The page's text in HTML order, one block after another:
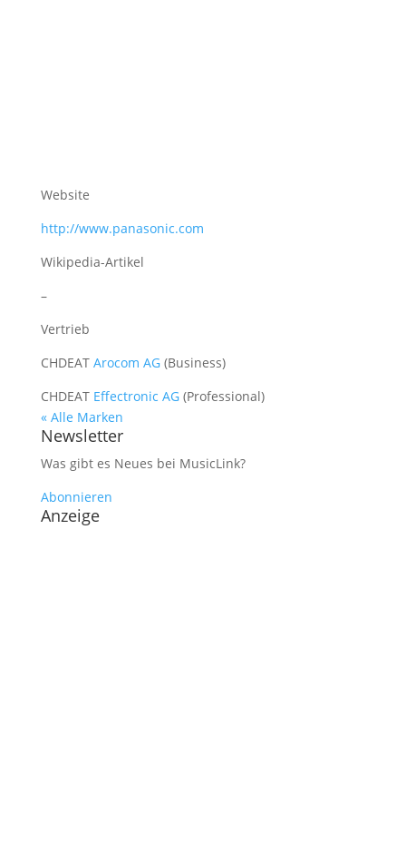
Website
http://www.panasonic.com
Wikipedia-Artikel
–
Vertrieb
CHDEAT Arocom AG (Business)
CHDEAT Effectronic AG (Professional)
« Alle Marken
Newsletter
Was gibt es Neues bei MusicLink?
Abonnieren
Anzeige